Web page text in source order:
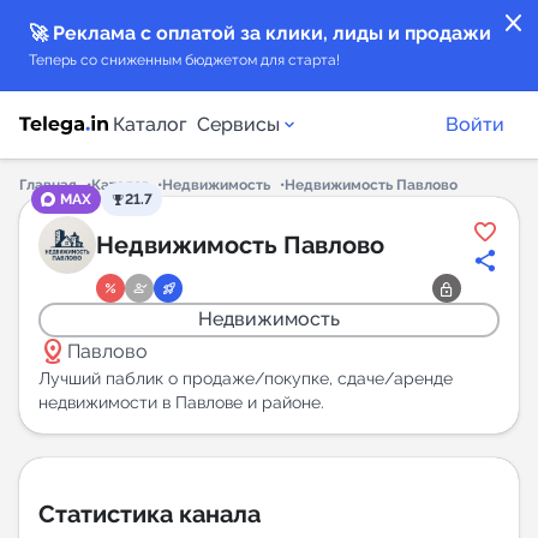
close
🚀 Реклама с оплатой за клики, лиды и продажи
Теперь со сниженным бюджетом для старта!
Каталог Сервисы
Каталог каналов
Каталог ботов
Горящие предложения
Индекс читаемости каналов в Telegram
New
New
Войти
Главная Каталог Недвижимость
Недвижимость Павлово
MAX
21.7
Недвижимость Павлово
Недвижимость
distance Павлово
Лучший паблик о продаже/покупке, сдаче/аренде
недвижимости в Павлове и районе.
Статистика канала